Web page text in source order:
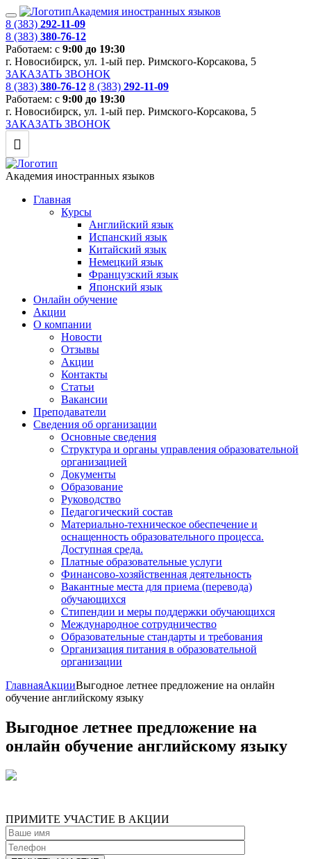
Академия иностранных языков
8 (383) 292-11-09
8 (383) 380-76-12
Работаем: с 9:00 до 19:30
г. Новосибирск, ул. 1-ый пер. Римского-Корсакова, 5
ЗАКАЗАТЬ ЗВОНОК
8 (383) 380-76-12 8 (383) 292-11-09
Работаем: с 9:00 до 19:30
г. Новосибирск, ул. 1-ый пер. Римского-Корсакова, 5
ЗАКАЗАТЬ ЗВОНОК
Академия иностранных языков
Главная
Курсы
Английский язык
Испанский язык
Китайский язык
Немецкий язык
Французский язык
Японский язык
Онлайн обучение
Акции
О компании
Новости
Отзывы
Акции
Контакты
Статьи
Вакансии
Преподаватели
Сведения об организации
Основные сведения
Структура и органы управления образовательной
организацией
Документы
Образование
Руководство
Педагогический состав
Материально-техническое обеспечение и
оснащенность образовательного процесса.
Доступная среда.
Платные образовательные услуги
Финансово-хозяйственная деятельность
Вакантные места для приема (перевода)
обучающихся
Стипендии и меры поддержки обучающихся
Международное сотрудничество
Образовательные стандарты и требования
Организация питания в образовательной
организации
ГлавнаяАкцииВыгодное летнее предложение на онлайн
обучение английскому языку
Выгодное летнее предложение на
онлайн обучение английскому языку
ПРИМИТЕ УЧАСТИЕ В АКЦИИ